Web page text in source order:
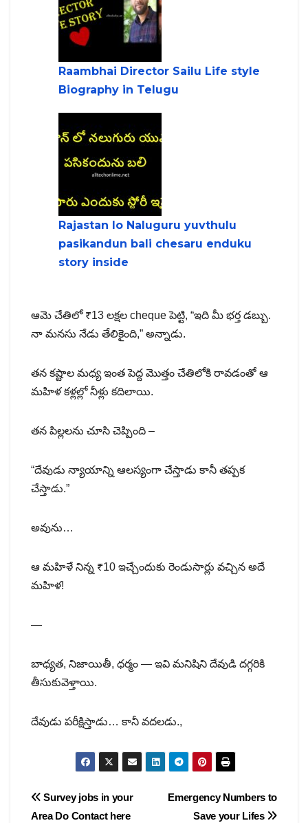
Raambhai Director Sailu Life style
Biography in Telugu
Rajastan lo Naluguru yuvthulu
pasikandun bali chesaru enduku
story inside
ఆమె చేతిలో ₹13 లక్షల cheque పెట్టి, “ఇది మీ భర్త డబ్బు.
నా మనసు నేడు తేలికైంది,” అన్నాడు.
తన కష్టాల మధ్య ఇంత పెద్ద మొత్తం చేతిలోకి రావడంతో ఆ
మహిళ కళ్లల్లో నీళ్లు కదిలాయి.
తన పిల్లలను చూసి చెప్పింది –
“దేవుడు న్యాయాన్ని ఆలస్యంగా చేస్తాడు కానీ తప్పక
చేస్తాడు.”
అవును…
ఆ మహిళే నిన్న ₹10 ఇచ్చేందుకు రెండుసార్లు వచ్చిన అదే
మహిళ!
—
బాధ్యత, నిజాయితీ, ధర్మం — ఇవి మనిషిని దేవుడి దగ్గరికి
తీసుకువెళ్తాయి.
దేవుడు పరీక్షిస్తాడు… కానీ వదలడు.,
Post
Emergency Numbers to
Save your Lifes
Survey jobs in your
Area Do Contact here